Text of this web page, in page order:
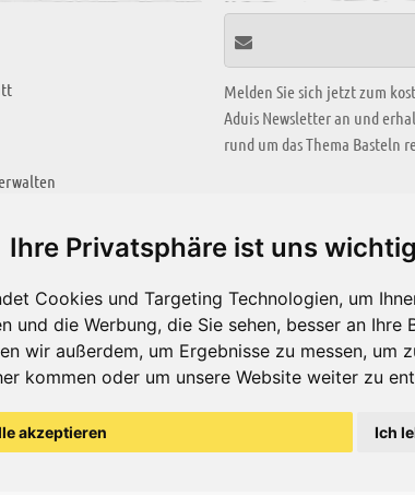
Ihre Privatsphäre ist uns wichtig
Cookies und Targeting Technologien, um
und die Werbung, die Sie sehen, besser an Ihre
wir außerdem, um Ergebnisse zu messen, um
kommen oder um unsere Website weiter zu
akzeptieren Ich
Melden Sie sich jetzt zum
Aduis Newsletter an und
rund um das Thema Basteln
KREATIV ZONE
Alle Videos
Bastelideen
Arbeitsblätter